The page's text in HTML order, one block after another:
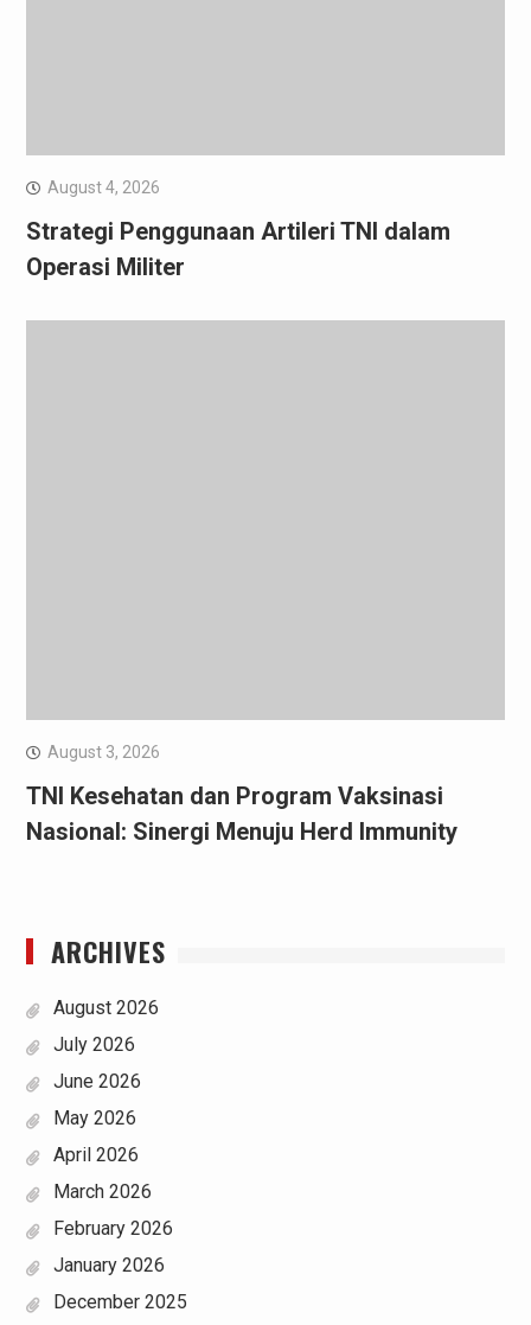
August 4, 2026
Strategi Penggunaan Artileri TNI dalam
Operasi Militer
August 3, 2026
TNI Kesehatan dan Program Vaksinasi
Nasional: Sinergi Menuju Herd Immunity
ARCHIVES
August 2026
July 2026
June 2026
May 2026
April 2026
March 2026
February 2026
January 2026
December 2025